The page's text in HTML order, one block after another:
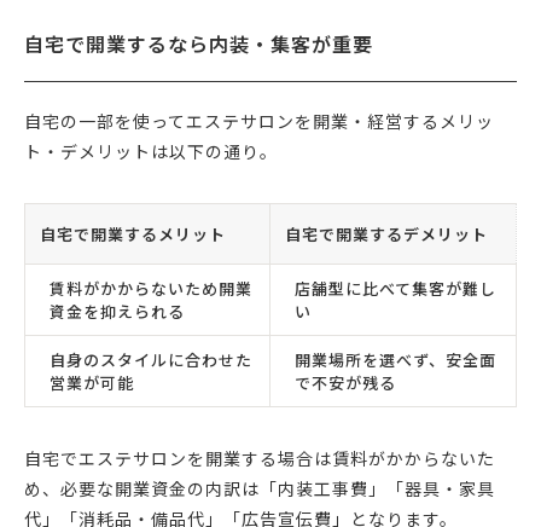
自宅で開業するなら内装・集客が重要
自宅の一部を使ってエステサロンを開業・経営するメリッ
ト・デメリットは以下の通り。
自宅で開業するメリット 自宅で開業するデメリット
賃料がかからないため開業
資金を抑えられる
店舗型に比べて集客が難し
い
自身のスタイルに合わせた
営業が可能
開業場所を選べず、安全面
で不安が残る
自宅でエステサロンを開業する場合は賃料がかからないた
め、必要な開業資金の内訳は「内装工事費」「器具・家具
代」「消耗品・備品代」「広告宣伝費」となります。